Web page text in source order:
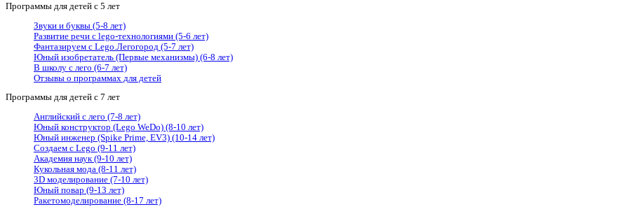
Программы для детей с 5 лет
Звуки и буквы (5-8 лет)
Развитие речи с lego-технологиями (5-6 лет)
Фантазируем с Lego.Легогород (5-7 лет)
Юный изобретатель (Первые механизмы) (6-8 лет)
В школу с лего (6-7 лет)
Отзывы о программах для детей
Программы для детей с 7 лет
Английский с лего (7-8 лет)
Юный конструктор (Lego WeDo) (8-10 лет)
Юный инженер (Spike Prime, EV3) (10-14 лет)
Создаем с Lego (9-11 лет)
Академия наук (9-10 лет)
Кукольная мода (8-11 лет)
3D моделирование (7-10 лет)
Юный повар (9-13 лет)
Ракетомоделирование (8-17 лет)